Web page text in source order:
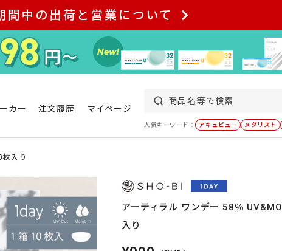
間中の出荷と営業について
カー 注文履歴 マイページ
人気キーワード： アキュビュー メダリスト
枚入り
アーティラル ワンデー 58％
入り